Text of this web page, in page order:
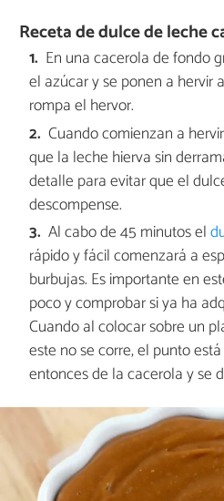
Receta de dulce de leche
En una cacerola de fondo
el azúcar y se ponen a hervir
rompa el hervor.
Cuando comienzan a
que la leche hierva sin
detalle para evitar que el
descompense.
Al cabo de 45 minutos el
rápido y fácil comenzará a
burbujas. Es importante en
poco y comprobar si ya ha
Cuando al colocar sobre un
este no se corre, el punto
entonces de la cacerola y se